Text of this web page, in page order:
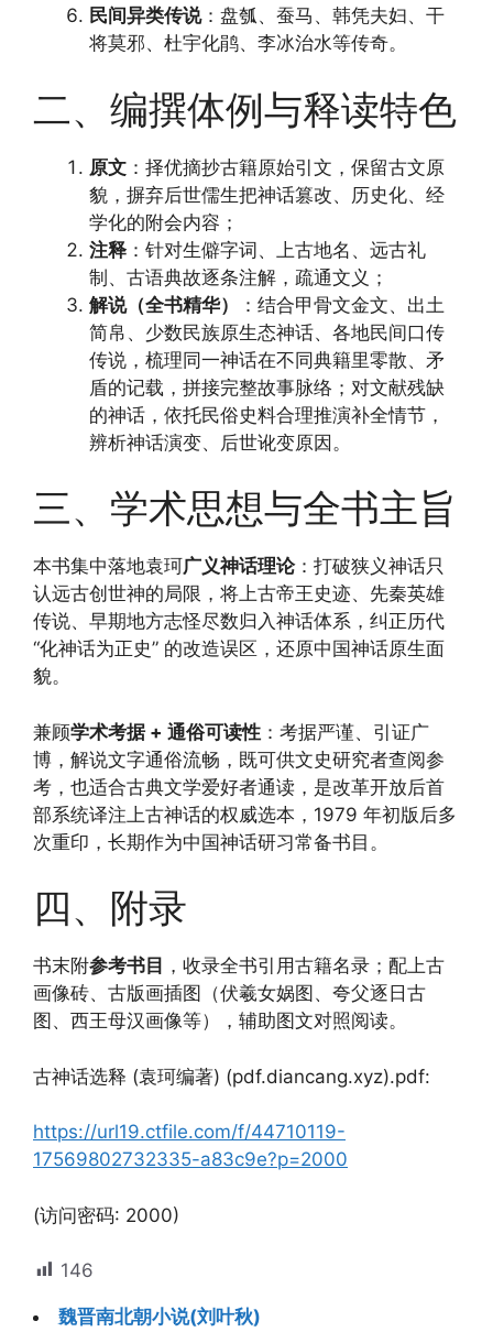
民间异类传说：盘瓠、蚕马、韩凭夫妇、干
将莫邪、杜宇化鹃、李冰治水等传奇。
二、编撰体例与释读特色
原文 ：择优摘抄古籍原始引文，保留古文原
貌，摒弃后世儒生把神话篡改、历史化、经
学化的附会内容；
注释 ：针对生僻字词、上古地名、远古礼
制、古语典故逐条注解，疏通文义；
解说（全书精华）
：结合甲骨文金文、出土
简帛、少数民族原生态神话、各地民间口传
传说，梳理同一神话在不同典籍里零散、矛
盾的记载，拼接完整故事脉络；对文献残缺
的神话，依托民俗史料合理推演补全情节，
辨析神话演变、后世讹变原因。
三、学术思想与全书主旨
本书集中落地袁珂广义神话理论：打破狭义神话只
认远古创世神的局限，将上古帝王史迹、先秦英雄
传说、早期地方志怪尽数归入神话体系，纠正历代
“化神话为正史” 的改造误区，还原中国神话原生面
貌。
兼顾学术考据 + 通俗可读性 ：考据严谨、引证广
博，解说文字通俗流畅，既可供文史研究者查阅参
考，也适合古典文学爱好者通读，是改革开放后首
部系统译注上古神话的权威选本，1979 年初版后多
次重印，长期作为中国神话研习常备书目。
四、附录
书末附参考书目 ，收录全书引用古籍名录；配上古
画像砖、古版画插图（伏羲女娲图、夸父逐日古
图、西王母汉画像等），辅助图文对照阅读。
古神话选释 (袁珂编著) (pdf.diancang.xyz).pdf:
https://url19.ctfile.com/f/44710119-
17569802732335-a83c9e?p=2000
(访问密码: 2000)
146
魏晋南北朝小说(刘叶秋)